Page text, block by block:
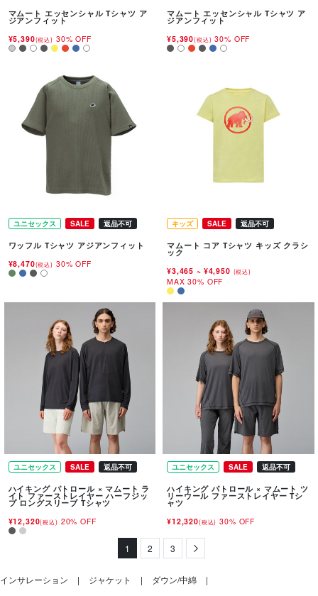
マムート エッセンシャル Tシャツ ア
ジアンフィット
¥5,390(税込) 30% OFF
マムート エッセンシャル Tシャツ ア
ジアンフィット
¥5,390(税込) 30% OFF
ユニセックス SALE 返品不可
ワッフル Tシャツ アジアンフィット
¥8,470(税込) 30% OFF
キッズ SALE 返品不可
マムート コア Tシャツ キッズ クラシ
ック
¥3,465 ~ ¥4,950 (税込)
MAX 30% OFF
ユニセックス SALE 返品不可
ハイキング パトロール × マムート ラ
イト ファーストレイヤー ハーフジッ
プ ロングスリーブ Tシャツ
¥12,320(税込) 20% OFF
ユニセックス SALE 返品不可
ハイキング パトロール × マムート ツ
リーウール ファーストレイヤー Tシ
ャツ
¥12,320(税込) 30% OFF
1 2 3
インサレーション ジャケット ダウン/中綿